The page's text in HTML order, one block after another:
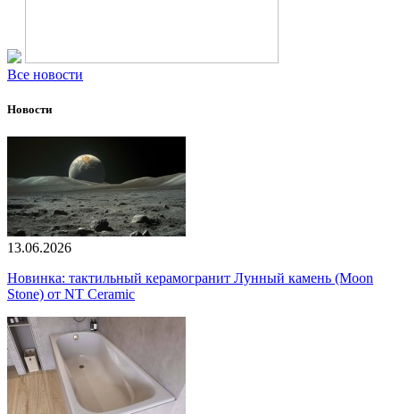
Все новости
Новости
13.06.2026
Новинка: тактильный керамогранит Лунный камень (Moon
Stone) от NT Ceramic